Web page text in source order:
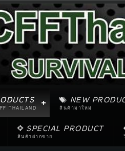
THAILAND
NEW
สินค้ามาใหม่
SPECIAL PRODUCT
สินค้าฝากขาย